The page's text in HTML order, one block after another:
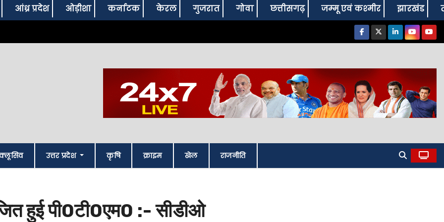
आंध्र प्रदेश ओड़ीशा कर्नाटक केरल गुजरात गोवा छत्तीसगढ़ जम्‍मू एवं कश्‍मीर झारखंड
उत्तर प्रदेश कृषि क्राइम खेल राजनीति
हुई पी0टी0एम0 :- सीडीओ